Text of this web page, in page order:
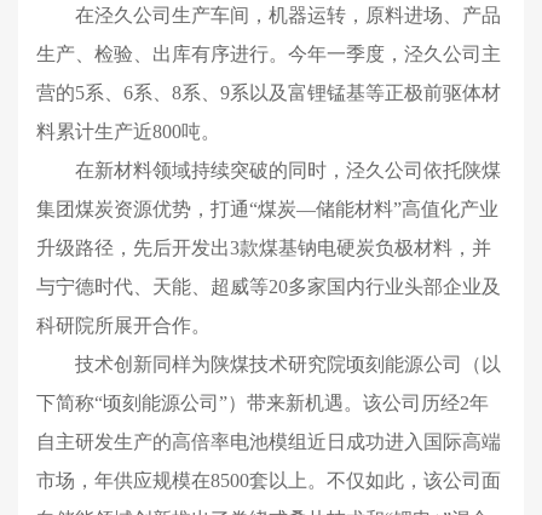
在泾久公司生产车间，机器运转，原料进场、产品
生产、检验、出库有序进行。今年一季度，泾久公司主
营的5系、6系、8系、9系以及富锂锰基等正极前驱体材
料累计生产近800吨。
在新材料领域持续突破的同时，泾久公司依托陕煤
集团煤炭资源优势，打通“煤炭—储能材料”高值化产业
升级路径，先后开发出3款煤基钠电硬炭负极材料，并
与宁德时代、天能、超威等20多家国内行业头部企业及
科研院所展开合作。
技术创新同样为陕煤技术研究院顷刻能源公司（以
下简称“顷刻能源公司”）带来新机遇。该公司历经2年
自主研发生产的高倍率电池模组近日成功进入国际高端
市场，年供应规模在8500套以上。不仅如此，该公司面